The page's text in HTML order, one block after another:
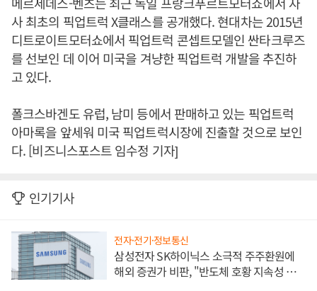
사 최초의 픽업트럭 X클래스를 공개했다. 현대차는 2015년
디트로이트모터쇼에서 픽업트럭 콘셉트모델인 싼타크루즈
를 선보인 데 이어 미국을 겨냥한 픽업트럭 개발을 추진하
고 있다.
폴크스바겐도 유럽, 남미 등에서 판매하고 있는 픽업트럭
아마록을 앞세워 미국 픽업트럭시장에 진출할 것으로 보인
다. [비즈니스포스트 임수정 기자]
인기기사
전자·전기·정보통신
삼성전자 SK하이닉스 소극적 주주환원에
해외 증권가 비판, "반도체 호황 지속성 의